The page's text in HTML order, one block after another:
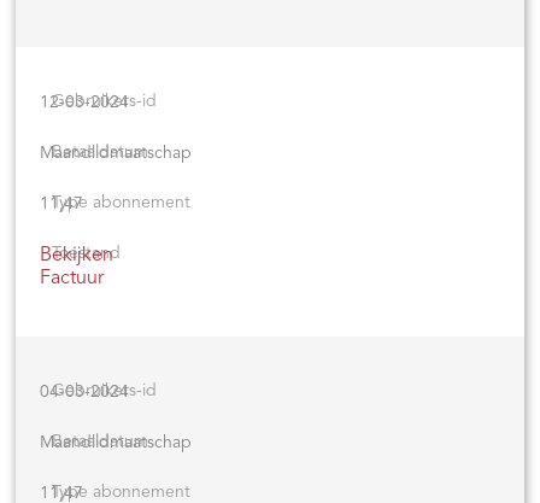
12-03-2024
Maandlidmaatschap
11,47
Bekijken
Factuur
04-03-2024
Maandlidmaatschap
11,47